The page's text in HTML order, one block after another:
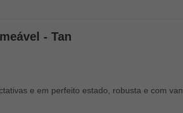
- Tan
e em perfeito estado, robusta e com